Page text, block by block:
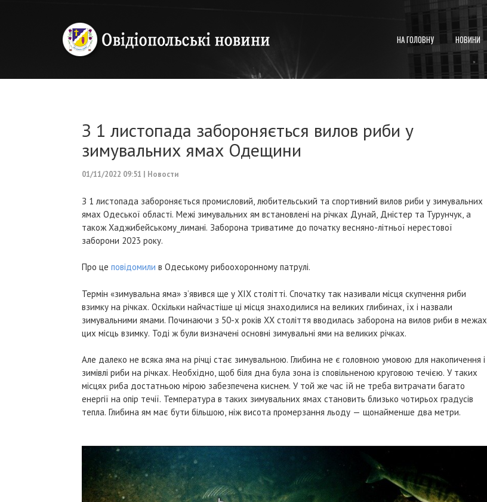
НА ГОЛОВНУ НОВИНИ
З 1 листопада забороняється вилов риби у
зимувальних ямах Одещини
01/11/2022 09:51 | Новости
З 1 листопада забороняється промисловий, любительський та спортивний вилов риби у зимувальних
ямах Одеської області. Межі зимувальних ям встановлені на річках Дунай, Дністер та Турунчук, а
також Хаджибейському_лимані. Заборона триватиме до початку весняно-літньої нерестової
заборони 2023 року.
Про це повідомили в Одеському рибоохоронному патрулі.
Термін «зимувальна яма» з’явився ще у XIX столітті. Спочатку так називали місця скупчення риби
взимку на річках. Оскільки найчастіше ці місця знаходилися на великих глибинах, їх і назвали
зимувальними ямами. Починаючи з 50-х років XX століття вводилась заборона на вилов риби в межах
цих місць взимку. Тоді ж були визначені основні зимувальні ями на великих річках.
Але далеко не всяка яма на річці стає зимувальною. Глибина не є головною умовою для накопичення і
зимівлі риби на річках. Необхідно, щоб біля дна була зона із сповільненою круговою течією. У таких
місцях риба достатньою мірою забезпечена киснем. У той же час їй не треба витрачати багато
енергії на опір течії. Температура в таких зимувальних ямах становить близько чотирьох градусів
тепла. Глибина ям має бути більшою, ніж висота промерзання льоду — щонайменше два метри.